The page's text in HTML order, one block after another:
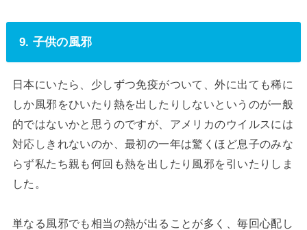
9. 子供の風邪
日本にいたら、少しずつ免疫がついて、外に出ても稀に
しか風邪をひいたり熱を出したりしないというのが一般
的ではないかと思うのですが、アメリカのウイルスには
対応しきれないのか、最初の一年は驚くほど息子のみな
らず私たち親も何回も熱を出したり風邪を引いたりしま
した。
単なる風邪でも相当の熱が出ることが多く、毎回心配し